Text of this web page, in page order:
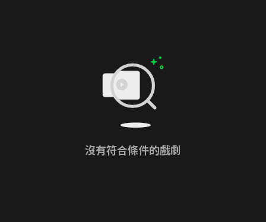
沒有符合條件的戲劇